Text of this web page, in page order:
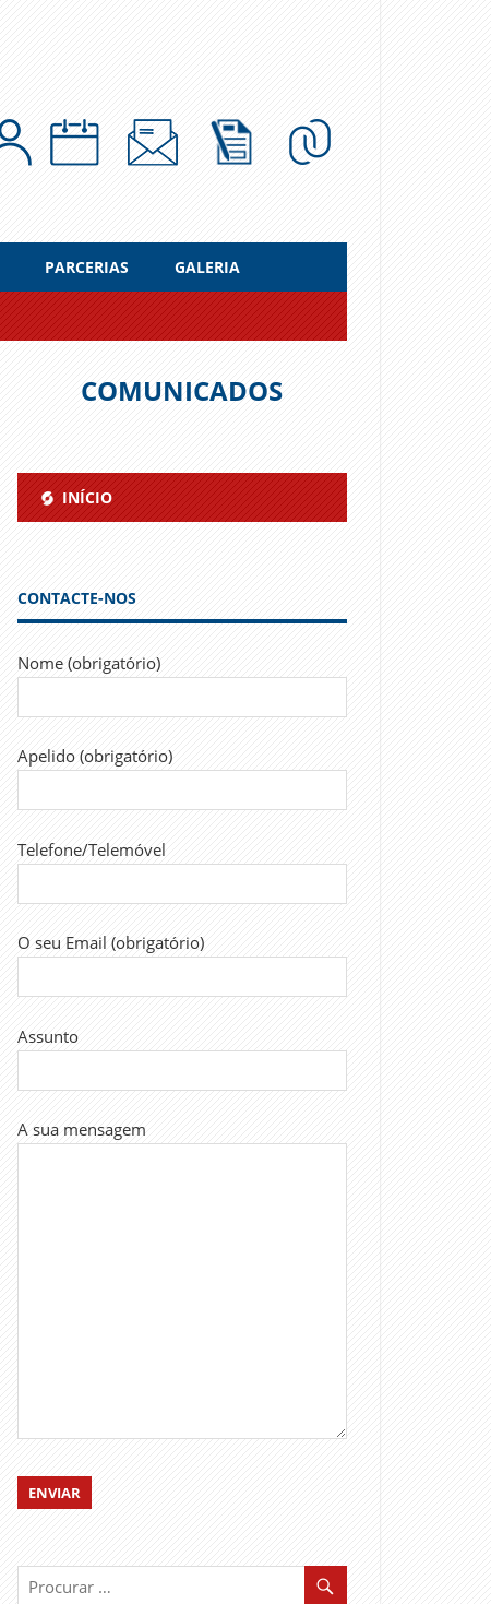
PARCERIAS GALERIA
COMUNICADOS
INÍCIO
CONTACTE-NOS
Nome (obrigatório)
Apelido (obrigatório)
Telefone/Telemóvel
O seu Email (obrigatório)
Assunto
A sua mensagem